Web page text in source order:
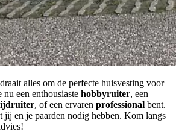
draait alles om de perfecte huisvesting voor
een enthousiaste hobbyruiter, een
, of een ervaren professional bent.
jij en je paarden nodig hebben. Kom langs